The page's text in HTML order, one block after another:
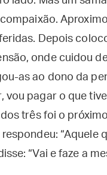
Depois
onde cuidou
as ao dono da
vou pagar o que
três foi o
respondeu:
“Vai e faze a